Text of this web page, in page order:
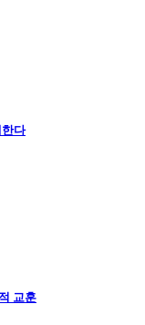
다
교훈